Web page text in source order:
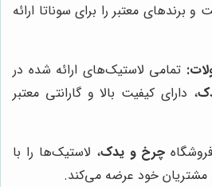
برندهای معتبر را برای سوناتا ارائه
تمامی لاستیک‌های ارائه شده در
، دارای کیفیت بالا و گارانتی معتبر
فروشگاه چرخ و یدک، لاستیک‌ها را با
مشتریان خود عرضه می‌کند.